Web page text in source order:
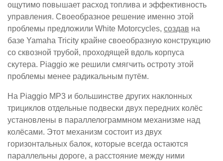
ощутимо повышает расход топлива и эффективность
управления. Своеобразное решение именно этой
проблемы предложили White Motorcycles, создав на
базе Yamaha Tricity крайне своеобразную конструкцию
со сквозной трубой, проходящей вдоль корпуса
скутера. Piaggio же решили смягчить остроту этой
проблемы менее радикальным путём.
На Piaggio MP3 и большинстве других наклонных
трициклов отдельные подвески двух передних колёс
установлены в параллелограммном механизме над
колёсами. Этот механизм состоит из двух
горизонтальных балок, которые всегда остаются
параллельны дороге, а расстояние между ними